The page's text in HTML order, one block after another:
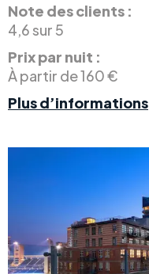
Note des clients :
4,6 sur 5
Prix par nuit :
À partir de 160 €
Plus d’informations